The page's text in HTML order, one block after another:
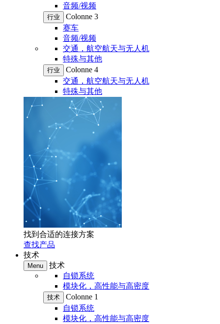
音频/视频
行业
Colonne 3
赛车
音频/视频
交通，航空航天与无人机
特殊与其他
行业
Colonne 4
交通，航空航天与无人机
特殊与其他
找到合适的连接方案
查找产品
技术
Menu
技术
自锁系统
模块化，高性能与高密度
技术
Colonne 1
自锁系统
模块化，高性能与高密度